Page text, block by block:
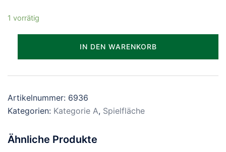
1 vorrätig
IN DEN WARENKORB
Artikelnummer: 6936
Kategorien: Kategorie A, Spielfläche
Ähnliche Produkte